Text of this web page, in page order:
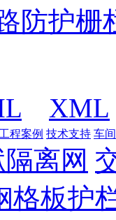
防护栅
XML
工程案例 技术支持 车
离网
格板护